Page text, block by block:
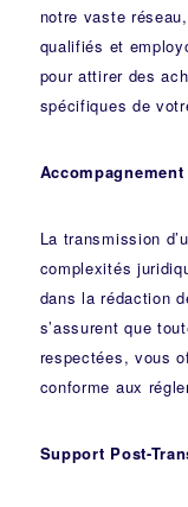
notre vaste
qualifiés et
pour attirer des
spécifiques de
La transmission
complexités
dans la rédaction
s’assurent que
respectées, vous
conforme aux
Support Post-